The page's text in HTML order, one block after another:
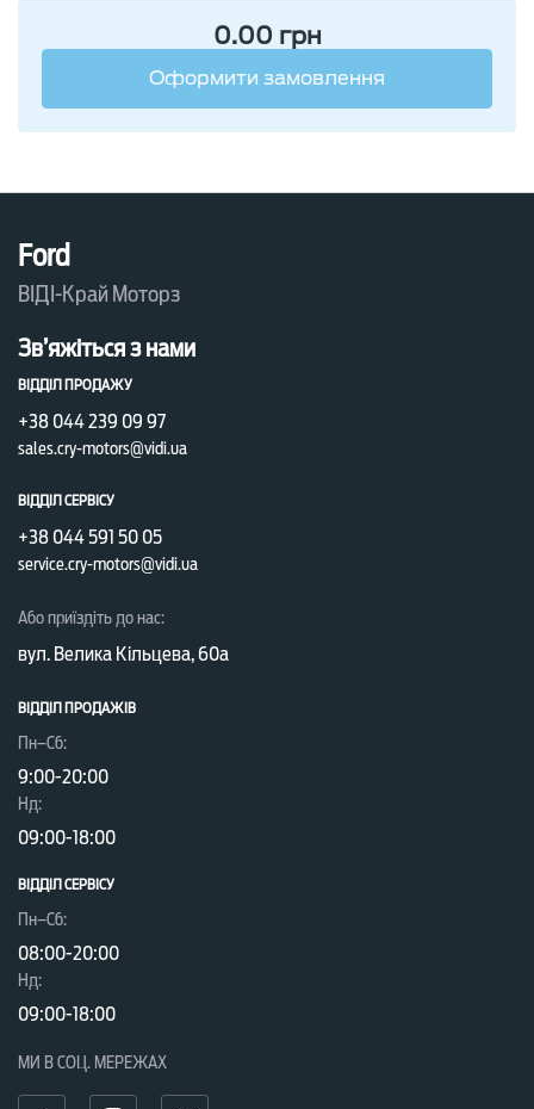
0.00 грн
Оформити замовлення
Ford
ВІДІ-Край Моторз
Зв’яжіться з нами
ВІДДІЛ ПРОДАЖУ
+38 044 239 09 97
sales.cry-motors@vidi.ua
ВІДДІЛ СЕРВІСУ
+38 044 591 50 05
service.cry-motors@vidi.ua
Або приїздіть до нас:
вул. Велика Кільцева, 60а
ВІДДІЛ ПРОДАЖІВ
Пн–Сб:
9:00-20:00
Нд:
09:00-18:00
ВІДДІЛ CЕРВІСУ
Пн–Сб:
08:00-20:00
Нд:
09:00-18:00
МИ В СОЦ. МЕРЕЖАХ